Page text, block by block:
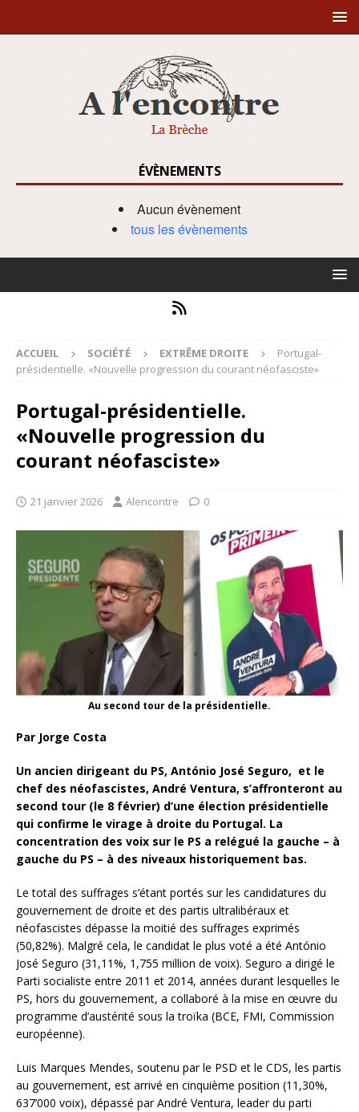
ÉVÈNEMENTS
Aucun évènement
tous les évènements
ACCUEIL SOCIÉTÉ EXTRÊME DROITE
Portugal-
présidentielle. «Nouvelle progression du courant néofasciste»
Portugal-présidentielle.
«Nouvelle progression du
courant néofasciste»
21 janvier 2026 Alencontre 0
Au second tour de la présidentielle.
Par Jorge Costa
Un ancien dirigeant du PS, António José Seguro, et le
chef des néofascistes, André Ventura, s’affronteront au
second tour (le 8 février) d’une élection présidentielle
qui confirme le virage à droite du Portugal. La
concentration des voix sur le PS a relégué la gauche – à
gauche du PS – à des niveaux historiquement bas.
Le total des suffrages s’étant portés sur les candidatures du
gouvernement de droite et des partis ultralibéraux et
néofascistes dépasse la moitié des suffrages exprimés
(50,82%). Malgré cela, le candidat le plus voté a été António
José Seguro (31,11%, 1,755 million de voix). Seguro a dirigé le
Parti socialiste entre 2011 et 2014, années durant lesquelles le
PS, hors du gouvernement, a collaboré à la mise en œuvre du
programme d’austérité sous la troïka (BCE, FMI, Commission
européenne).
Luis Marques Mendes, soutenu par le PSD et le CDS, les partis
au gouvernement, est arrivé en cinquième position (11,30%,
637’000 voix), dépassé par André Ventura, leader du parti